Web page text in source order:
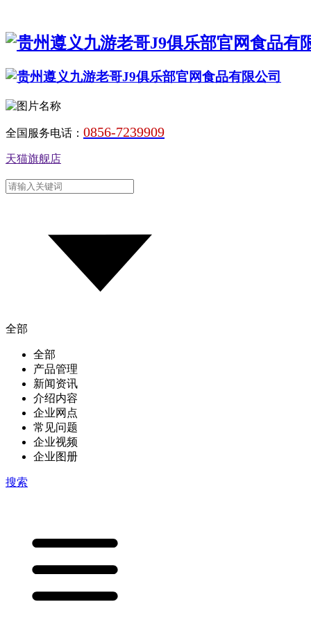
全国服务电话： 0856-7239909
天猫旗舰店
全部
全部
产品管理
新闻资讯
介绍内容
企业网点
常见问题
企业视频
企业图册
搜索